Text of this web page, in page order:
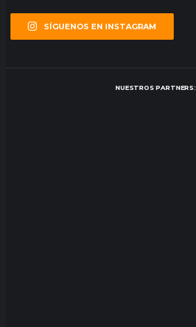
SÍGUENOS EN INSTAGRAM
NUESTROS PARTNERS: